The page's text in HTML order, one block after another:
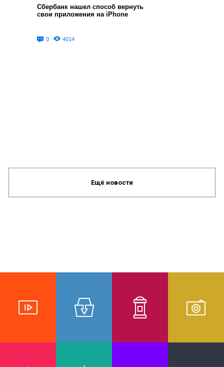
Сбербанк нашел способ вернуть
свои приложения на iPhone
0 4014
Ещё новости